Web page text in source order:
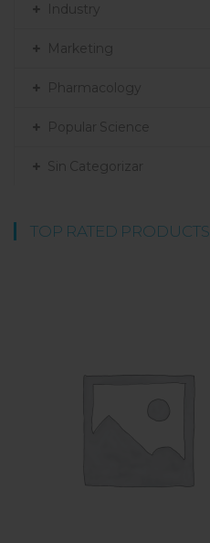
Industry
Marketing
Pharmacology
Popular Science
Sin Categorizar
TOP RATED PRODUCTS